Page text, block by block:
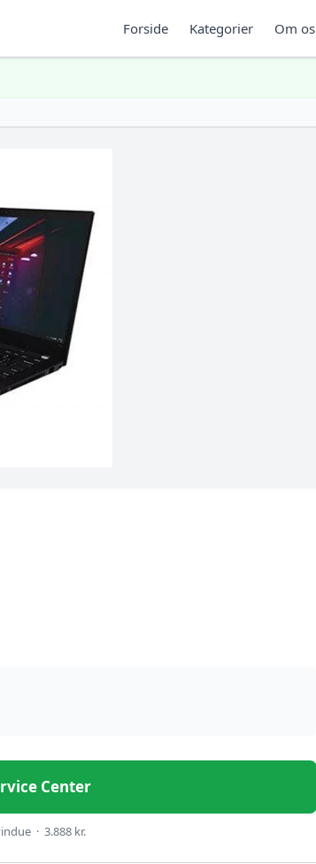
Forside Kategorier Om os
Center
· 3.888 kr.